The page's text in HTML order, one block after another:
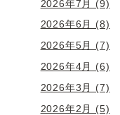
2026年7月 (9)
2026年6月 (8)
2026年5月 (7)
2026年4月 (6)
2026年3月 (7)
2026年2月 (5)